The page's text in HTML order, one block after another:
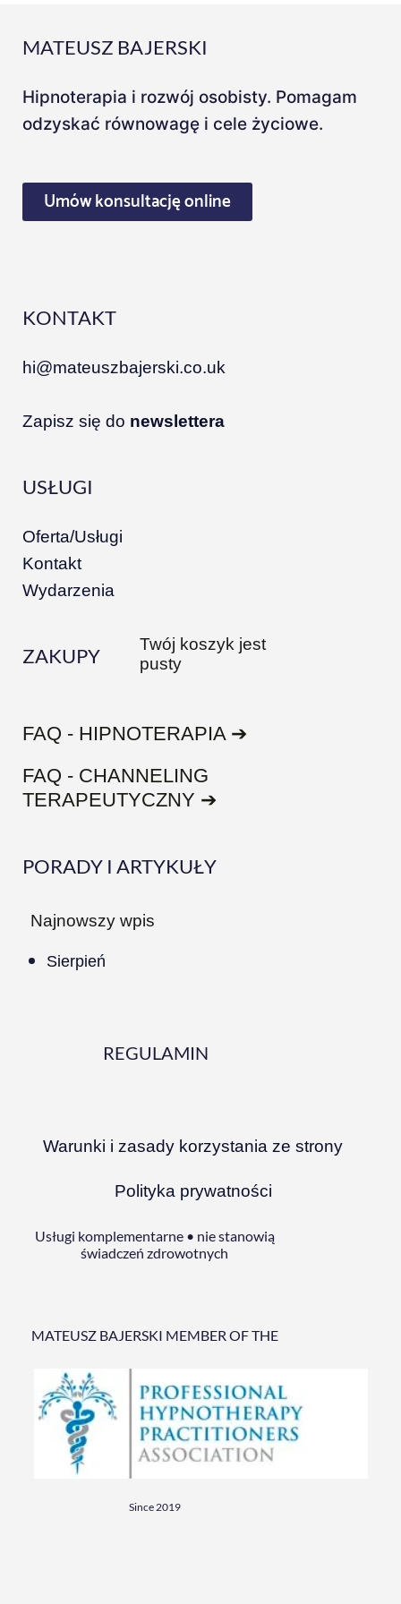
MATEUSZ BAJERSKI
Hipnoterapia i rozwój osobisty. Pomagam
odzyskać równowagę i cele życiowe.
Umów konsultację online
KONTAKT
hi@mateuszbajerski.co.uk
Zapisz się do newslettera
USŁUGI
Oferta/Usługi
Kontakt
Wydarzenia
ZAKUPY
Twój koszyk jest
pusty
FAQ - HIPNOTERAPIA ➔
FAQ - CHANNELING
TERAPEUTYCZNY ➔
PORADY I ARTYKUŁY
Najnowszy wpis
Sierpień
REGULAMIN
Warunki i zasady korzystania ze strony
Polityka prywatności
Usługi komplementarne • nie stanowią
świadczeń zdrowotnych
MATEUSZ BAJERSKI MEMBER OF THE
Since 2019